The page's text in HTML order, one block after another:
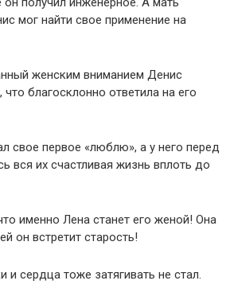
мог найти свое применение на
женским вниманием Денис
благосклонно ответила на его
свое первое «люблю», а у него перед
вся их счастливая жизнь вплоть до
именно Лена станет его женой! Она
он встретит старость!
и сердца тоже затягивать не стал.